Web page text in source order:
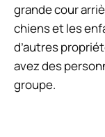
grande cour
chiens et les
d’autres
avez des
groupe.